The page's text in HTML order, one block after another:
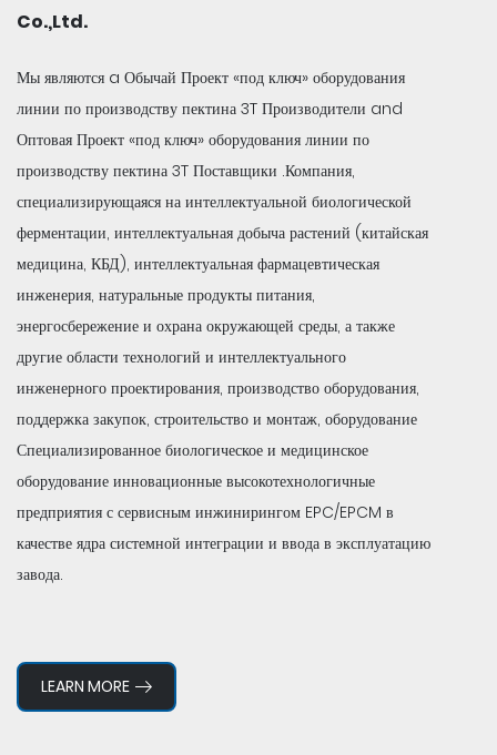
Co.,Ltd.
Мы являются a Обычай Проект «под ключ» оборудования
линии по производству пектина 3T Производители and
Оптовая Проект «под ключ» оборудования линии по
производству пектина 3T Поставщики .Компания,
специализирующаяся на интеллектуальной биологической
ферментации, интеллектуальная добыча растений (китайская
медицина, КБД), интеллектуальная фармацевтическая
инженерия, натуральные продукты питания,
энергосбережение и охрана окружающей среды, а также
другие области технологий и интеллектуального
инженерного проектирования, производство оборудования,
поддержка закупок, строительство и монтаж, оборудование
Специализированное биологическое и медицинское
оборудование инновационные высокотехнологичные
предприятия с сервисным инжинирингом EPC/EPCM в
качестве ядра системной интеграции и ввода в эксплуатацию
завода.
LEARN MORE